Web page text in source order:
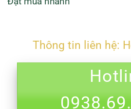
Thông tin liên hệ: